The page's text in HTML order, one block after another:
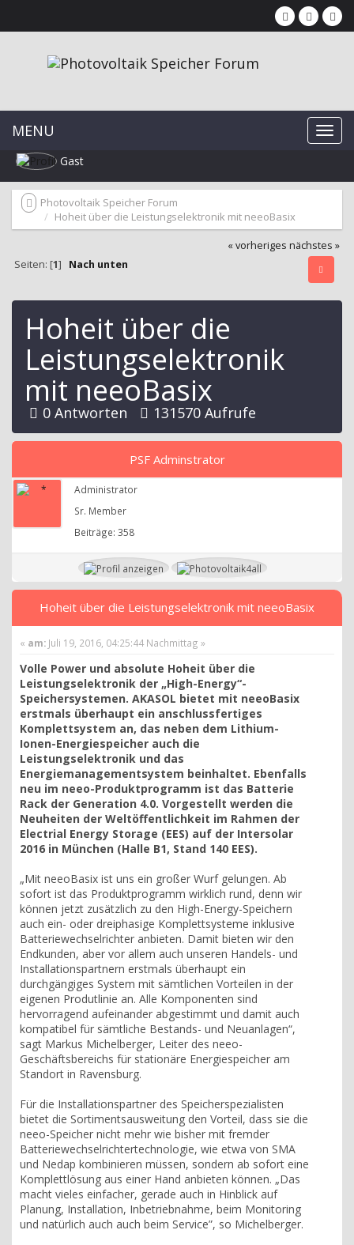
MENU
Gast
Photovoltaik Speicher Forum
Hoheit über die Leistungselektronik mit neeoBasix
« vorheriges nächstes »
Seiten: [1] Nach unten
Hoheit über die
Leistungselektronik
mit neeoBasix
0 Antworten 131570 Aufrufe
PSF Adminstrator
Administrator
Sr. Member
Beiträge: 358
Hoheit über die Leistungselektronik mit neeoBasix
« am: Juli 19, 2016, 04:25:44 Nachmittag »
Volle Power und absolute Hoheit über die
Leistungselektronik der „High-Energy“-
Speichersystemen. AKASOL bietet mit neeoBasix
erstmals überhaupt ein anschlussfertiges
Komplettsystem an, das neben dem Lithium-
Ionen-Energiespeicher auch die
Leistungselektronik und das
Energiemanagementsystem beinhaltet. Ebenfalls
neu im neeo-Produktprogramm ist das Batterie
Rack der Generation 4.0. Vorgestellt werden die
Neuheiten der Weltöffentlichkeit im Rahmen der
Electrial Energy Storage (EES) auf der Intersolar
2016 in München (Halle B1, Stand 140 EES).
„Mit neeoBasix ist uns ein großer Wurf gelungen. Ab
sofort ist das Produktprogramm wirklich rund, denn wir
können jetzt zusätzlich zu den High-Energy-Speichern
auch ein- oder dreiphasige Komplettsysteme inklusive
Batteriewechselrichter anbieten. Damit bieten wir den
Endkunden, aber vor allem auch unseren Handels- und
Installationspartnern erstmals überhaupt ein
durchgängiges System mit sämtlichen Vorteilen in der
eigenen Produtlinie an. Alle Komponenten sind
hervorragend aufeinander abgestimmt und damit auch
kompatibel für sämtliche Bestands- und Neuanlagen“,
sagt Markus Michelberger, Leiter des neeo-
Geschäftsbereichs für stationäre Energiespeicher am
Standort in Ravensburg.
Für die Installationspartner des Speicherspezialisten
bietet die Sortimentsausweitung den Vorteil, dass sie die
neeo-Speicher nicht mehr wie bisher mit fremder
Batteriewechselrichtertechnologie, wie etwa von SMA
und Nedap kombinieren müssen, sondern ab sofort eine
Komplettlösung aus einer Hand anbieten können. „Das
macht vieles einfacher, gerade auch in Hinblick auf
Planung, Installation, Inbetriebnahme, beim Monitoring
und natürlich auch auch beim Service”, so Michelberger.